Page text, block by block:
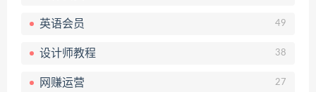
英语会员 49
设计师教程 38
网赚运营 27